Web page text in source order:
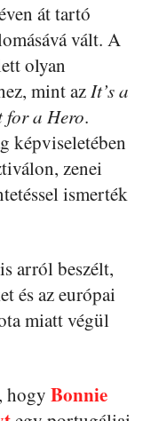
át tartó
vált. A
olyan
mint azIt’s a
a Hero.
képviseletében
zenei
ismerték
arról beszélt,
és az európai
miatt végül
hogy Bonnie